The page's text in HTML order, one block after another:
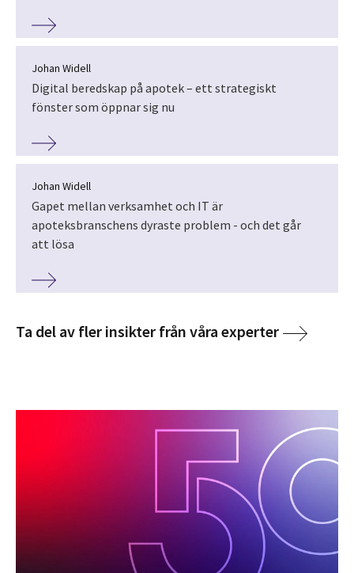
Johan Widell
Digital beredskap på apotek – ett strategiskt
fönster som öppnar sig nu
Johan Widell
Gapet mellan verksamhet och IT är
apoteksbranschens dyraste problem - och det går
att lösa
Ta del av fler insikter från våra experter